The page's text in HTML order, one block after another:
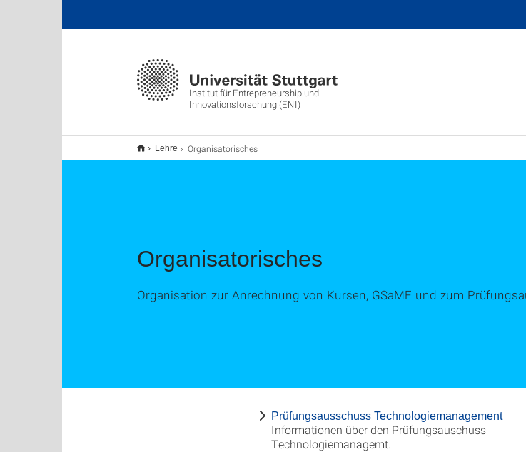
Institut für Entrepreneurship und
Innovationsforschung (ENI)
Lehre Organisatorisches
Organisatorisches
Organisation zur Anrechnung von Kursen, GSaME und zum
Prüfungsausschuss Technologiemanagement
Informationen über den Prüfungsauschuss
Technologiemanagemt.